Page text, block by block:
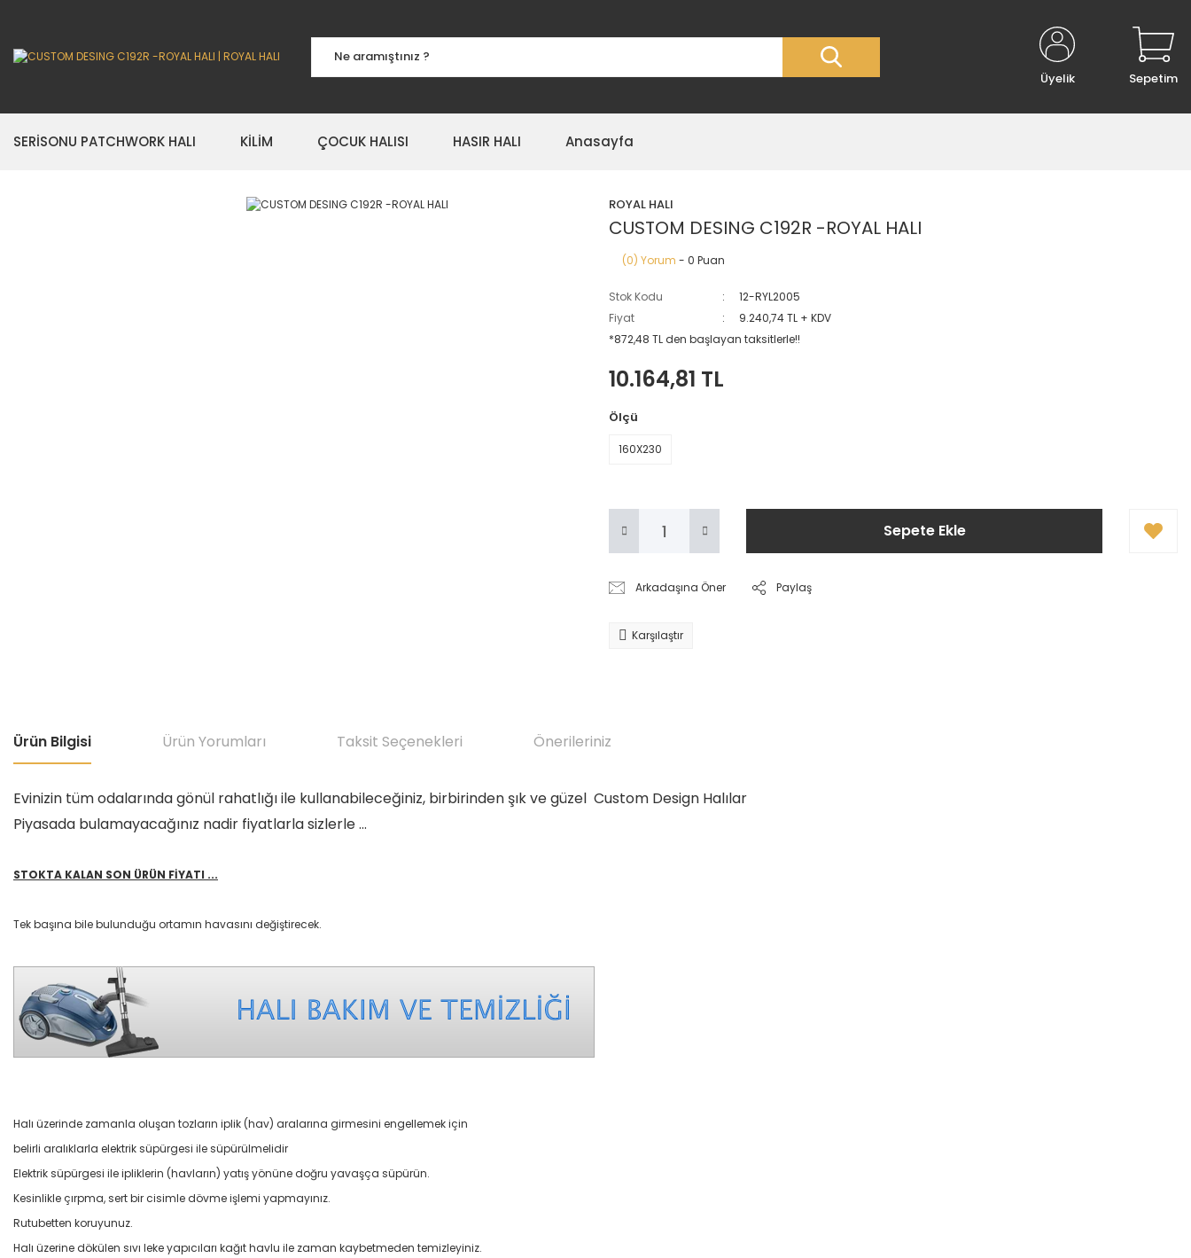
Üyelik Sepetim
SERİSONU PATCHWORK HALI KİLİM ÇOCUK HALISI HASIR HALI Anasayfa
ROYAL HALI
CUSTOM DESING C192R -ROYAL HALI
(0) Yorum - 0 Puan
Stok Kodu
12-RYL2005
Fiyat
9.240,74 TL + KDV
*872,48 TL den başlayan taksitlerle!!
10.164,81 TL
Ölçü
160X230
Sepete Ekle
Arkadaşına Öner Paylaş
Karşılaştır
Ürün Bilgisi Ürün Yorumları Taksit Seçenekleri Önerileriniz
Evinizin tüm odalarında gönül rahatlığı ile kullanabileceğiniz, birbirinden şık ve güzel Custom Design Halılar
Piyasada bulamayacağınız nadir fiyatlarla sizlerle ...
STOKTA KALAN SON ÜRÜN FİYATI ...
Tek başına bile bulunduğu ortamın havasını değiştirecek.
Halı üzerinde zamanla oluşan tozların iplik (hav) aralarına girmesini engellemek için
belirli aralıklarla elektrik süpürgesi ile süpürülmelidir
Elektrik süpürgesi ile ipliklerin (havların) yatış yönüne doğru yavaşça süpürün.
Kesinlikle çırpma, sert bir cisimle dövme işlemi yapmayınız.
Rutubetten koruyunuz.
Halı üzerine dökülen sıvı leke yapıcıları kağıt havlu ile zaman kaybetmeden temizleyiniz.